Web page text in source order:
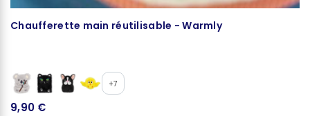
Chaufferette main réutilisable - Warmly
+7
9,90 €